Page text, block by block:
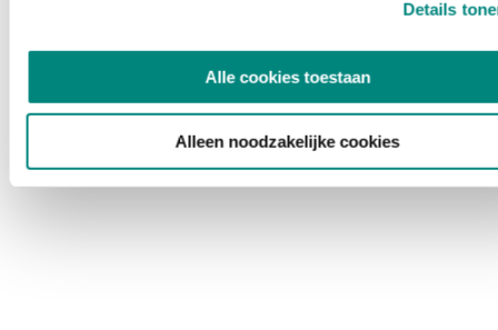
Details
Alle cookies toestaan
Alleen noodzakelijke cookies